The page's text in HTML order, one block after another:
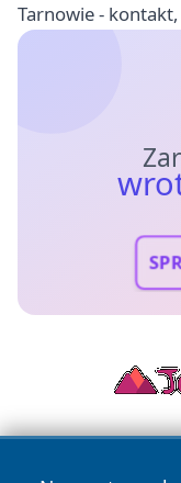
Tarnowie - kontakt,